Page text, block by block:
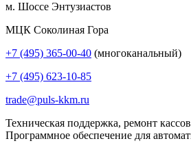
м. Шоссе Энтузиастов
МЦК Соколиная Гора
+7 (495) 365-00-40 (многоканальный)
+7 (495) 623-10-85
trade@puls-kkm.ru
Техническая поддержка, ремонт
Программное обеспечение для